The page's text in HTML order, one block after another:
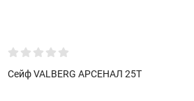
Сейф VALBERG АРСЕНАЛ 25T